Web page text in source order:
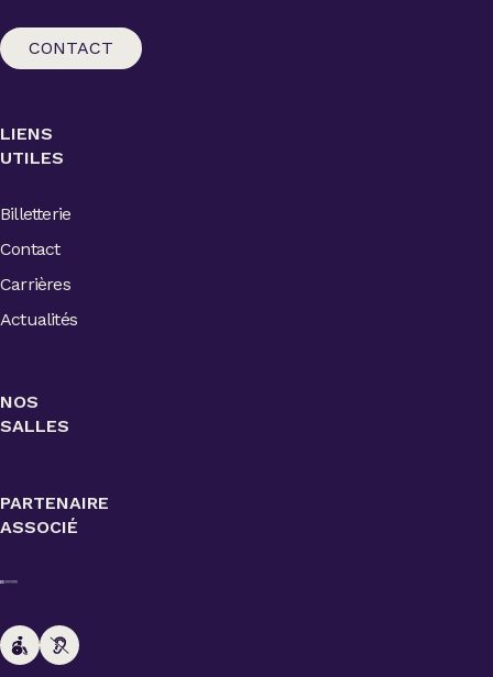
CONTACT
LIENS
UTILES
Billetterie
Contact
Carrières
Actualités
NOS
SALLES
PARTENAIRE
ASSOCIÉ